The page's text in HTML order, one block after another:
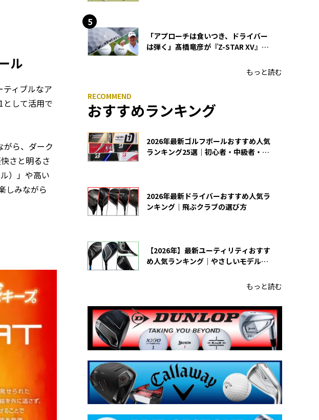
ル
ィブルなア
して活用で
がら、ダーク
さと明るさ
）」や高い
しみながら
「アプローチは食いつき、ドライバー
は弾く」髙橋竜彦が『Z-STAR XV』を
もっと読む
おすすめランキング
2026年最新ゴルフボールおすすめ人気
ランキング25選｜初心者・中級者・上
2026年最新ドライバーおすすめ人気ラ
ンキング｜飛ぶクラブの選び方
【2026年】最新ユーティリティおすす
め人気ランキング｜やさしいモデルの
もっと読む